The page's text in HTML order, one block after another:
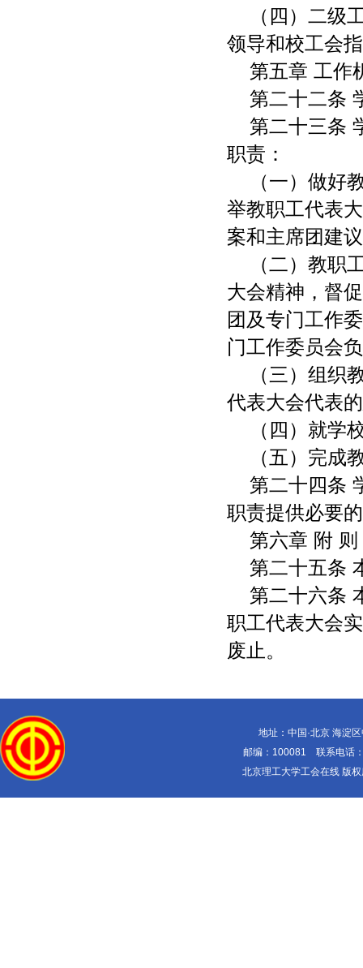
（四）二级
领导和校工会
第五章 工作
第二十二条
第二十三条
职责：
（一）做好
举教职工代表
案和主席团建
（二）教职
大会精神，督
团及专门工作
门工作委员会
（三）组织
代表大会代表
（四）就学
（五）完成
第二十四条
职责提供必要
第六章 附 则
第二十五条
第二十六条
职工代表大会
废止。
地址：中国·北京 海淀
邮编：100081 联系电话
北京理工大学工会在线 版